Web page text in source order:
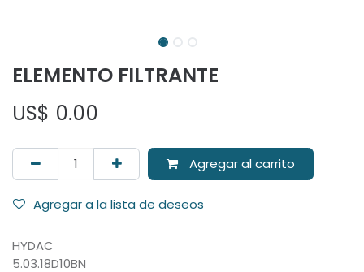
ELEMENTO FILTRANTE
US$ 0.00
Agregar al carrito
Agregar a la lista de deseos
HYDAC
5.03.18D10BN